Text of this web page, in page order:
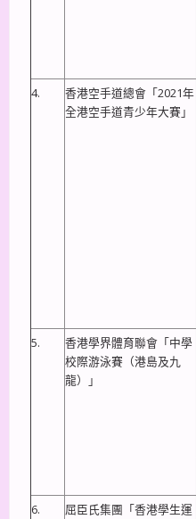
4. 香港空手道總會「2021年
全港空手道青少年大賽」
5. 香港學界體育聯會「中學
校際游泳賽（港島及九
龍）」
6. 屈臣氏集團「香港學生運